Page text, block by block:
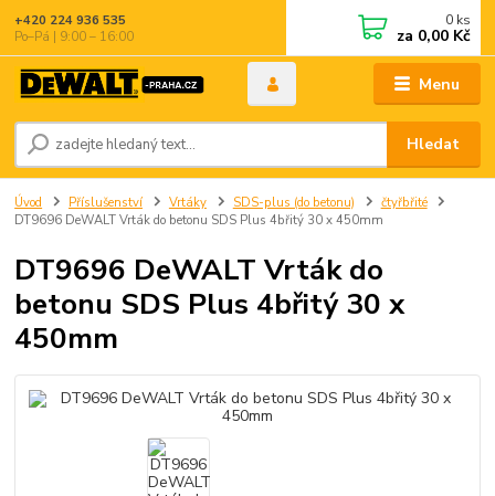
Menu
Hledat
+420 224 936 535
Po–Pá | 9:00 – 16:00
0 ks
za 0,00 Kč
Úvod Příslušenství Vrtáky SDS-plus (do betonu)
čtyřbřité
DT9696 DeWALT Vrták do betonu SDS Plus 4břitý 30 x 450mm
DT9696 DeWALT Vrták do
betonu SDS Plus 4břitý 30 x
450mm